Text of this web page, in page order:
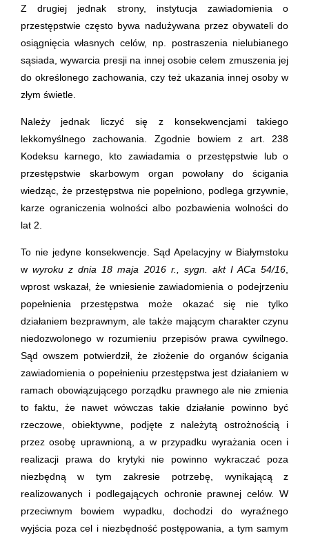
Z drugiej jednak strony, instytucja zawiadomienia o
przestępstwie często bywa nadużywana przez obywateli do
osiągnięcia własnych celów, np. postraszenia nielubianego
sąsiada, wywarcia presji na innej osobie celem zmuszenia jej
do określonego zachowania, czy też ukazania innej osoby w
złym świetle.
Należy jednak liczyć się z konsekwencjami takiego
lekkomyślnego zachowania. Zgodnie bowiem z art. 238
Kodeksu karnego, kto zawiadamia o przestępstwie lub o
przestępstwie skarbowym organ powołany do ścigania
wiedząc, że przestępstwa nie popełniono, podlega grzywnie,
karze ograniczenia wolności albo pozbawienia wolności do
lat 2.
To nie jedyne konsekwencje. Sąd Apelacyjny w Białymstoku
w wyroku z dnia 18 maja 2016 r., sygn. akt I ACa 54/16
wprost wskazał, że wniesienie zawiadomienia o podejrzeniu
popełnienia przestępstwa może okazać się nie tylko
działaniem bezprawnym, ale także mającym charakter czynu
niedozwolonego w rozumieniu przepisów prawa cywilnego.
Sąd owszem potwierdził, że złożenie do organów ścigania
zawiadomienia o popełnieniu przestępstwa jest działaniem w
ramach obowiązującego porządku prawnego ale nie zmienia
to faktu, że nawet wówczas takie działanie powinno być
rzeczowe, obiektywne, podjęte z należytą ostrożnością i
przez osobę uprawnioną, a w przypadku wyrażania ocen i
realizacji prawa do krytyki nie powinno wykraczać poza
niezbędną w tym zakresie potrzebę, wynikającą z
realizowanych i podlegających ochronie prawnej celów. W
przeciwnym bowiem wypadku, dochodzi do wyraźnego
wyjścia poza cel i niezbędność postępowania, a tym samym